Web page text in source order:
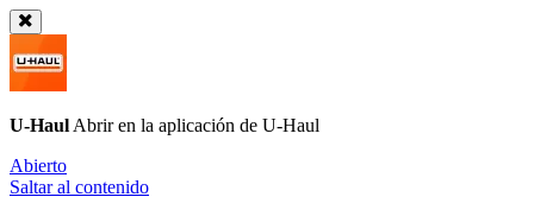
U-Haul Abrir en la aplicación de U-Haul
Abierto
Saltar al contenido